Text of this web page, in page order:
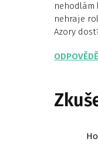
nehodlám
nehraje
Azory